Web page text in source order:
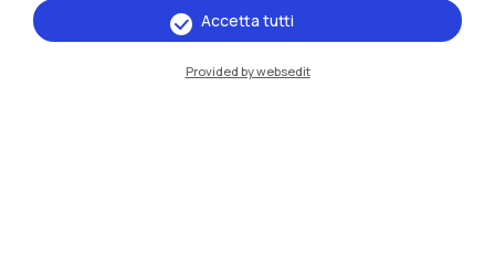
Accetta tutti
Provided by websedit